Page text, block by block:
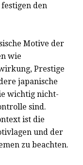
festigen den
Motive der
wie
Prestige
japanische
wichtig nicht-
sind.
ist die
und der
zu beachten.